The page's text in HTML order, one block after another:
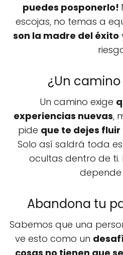
puedes posponerlo!
escojas, no temas a
son la madre del éxito
¿Un
Un camino exige
experiencias nuevas,
pide que te dejes
Solo así saldrá toda
ocultas dentro de ti.
depende
Abandona tu
Sabemos que una
ve esto como un